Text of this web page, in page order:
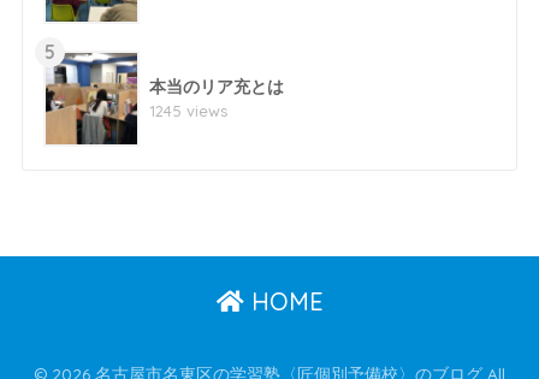
5
本当のリア充とは
1245 views
HOME
© 2026 名古屋市名東区の学習塾〈匠個別予備校〉のブログ All